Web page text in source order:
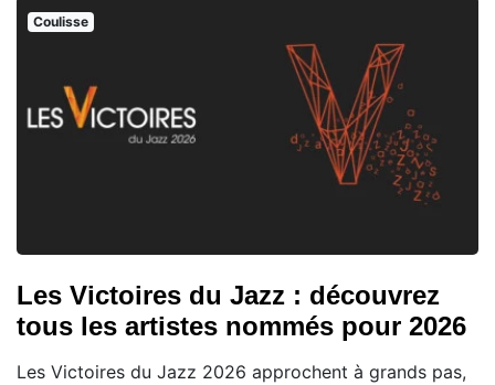
Coulisse
Les Victoires du Jazz : découvrez
tous les artistes nommés pour 2026
Les Victoires du Jazz 2026 approchent à grands pas,